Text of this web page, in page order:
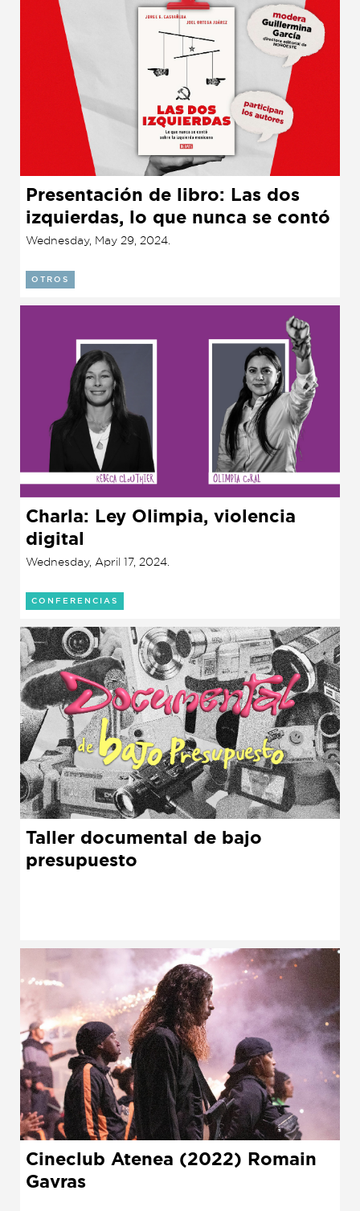
Presentación de libro: Las dos
izquierdas, lo que nunca se contó
sobre la izquierda mexicana
Wednesday, May 29, 2024.
OTROS
Charla: Ley Olimpia, violencia
digital
Wednesday, April 17, 2024.
CONFERENCIAS
Taller documental de bajo
presupuesto
Cineclub Atenea (2022) Romain
Gavras